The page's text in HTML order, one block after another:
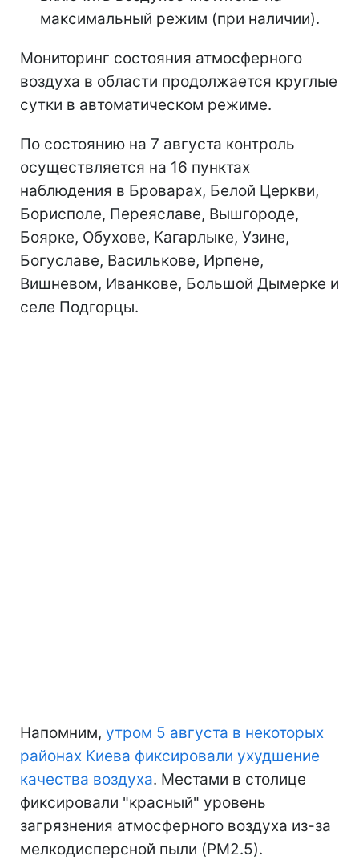
максимальный режим (при наличии).
Мониторинг состояния атмосферного
воздуха в области продолжается круглые
сутки в автоматическом режиме.
По состоянию на 7 августа контроль
осуществляется на 16 пунктах
наблюдения в Броварах, Белой Церкви,
Борисполе, Переяславе, Вышгороде,
Боярке, Обухове, Кагарлыке, Узине,
Богуславе, Василькове, Ирпене,
Вишневом, Иванкове, Большой Дымерке и
селе Подгорцы.
Напомним, утром 5 августа в некоторых
районах Киева фиксировали ухудшение
качества воздуха. Местами в столице
фиксировали "красный" уровень
загрязнения атмосферного воздуха из-за
мелкодисперсной пыли (PM2.5).